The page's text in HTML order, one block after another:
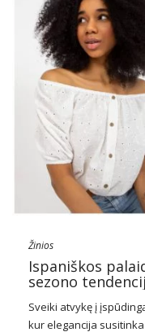
Žinios
Ispaniškos
sezono
Sveiki atvykę į
kur elegancija